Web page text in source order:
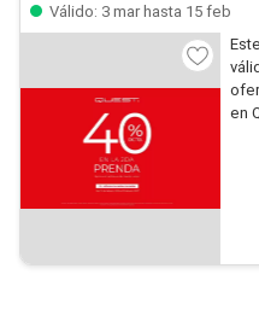
Válido: 3 mar hasta 15 feb
Este
en